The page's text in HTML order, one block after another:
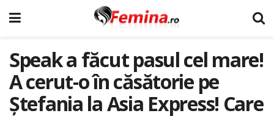
Speak a făcut pasul cel mare!
A cerut-o în căsătorie pe
Ştefania la Asia Express! Care